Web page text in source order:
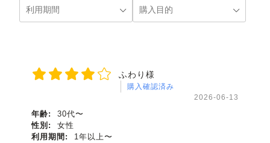
ふわり様
購入確認済み
2026-06-13
年齢:
30代〜
性別:
女性
利用期間:
1年以上〜